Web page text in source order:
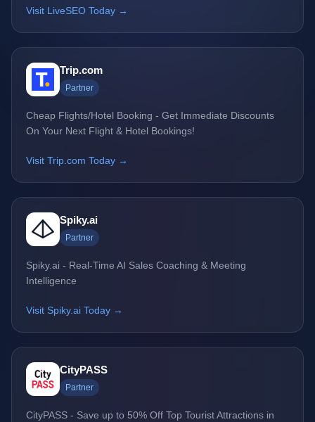
Visit LiveSEO Today →
Trip.com
Partner
Cheap Flights/Hotel Booking - Get Immediate Discounts
On Your Next Flight & Hotel Bookings!
Visit Trip.com Today →
Spiky.ai
Partner
Spiky.ai - Real-Time AI Sales Coaching & Meeting
Intelligence
Visit Spiky.ai Today →
CityPASS
Partner
CityPASS - Save up to 50% Off Top Tourist Attractions in